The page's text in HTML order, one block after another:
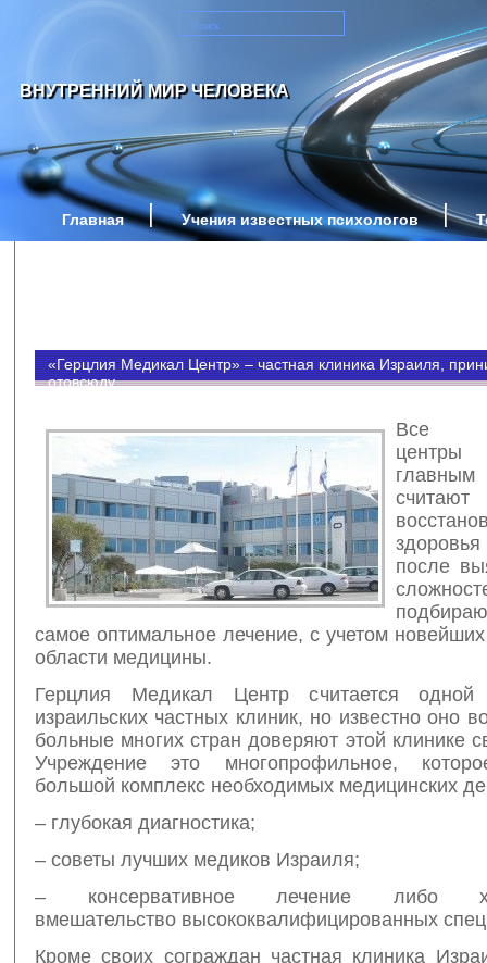
ВНУТРЕННИЙ МИР ЧЕЛОВЕКА
Главная Учения известных психологов
«Герцлия Медикал Центр» – частная клиника Израиля,
отовсюду
Все
после
самое оптимальное лечение, с учетом новейших
области медицины.
Герцлия Медикал Центр считается
израильских частных клиник, но известно оно
больные многих стран доверяют этой клинике
Учреждение это многопрофильное,
большой комплекс необходимых медицинских
– глубокая диагностика;
– советы лучших медиков Израиля;
– консервативное лечение либо
вмешательство высококвалифицированных
Кроме своих сограждан частная клиника